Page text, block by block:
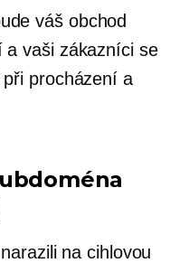
váš obchod
a vaši zákazníci se
procházení a
na cihlovou